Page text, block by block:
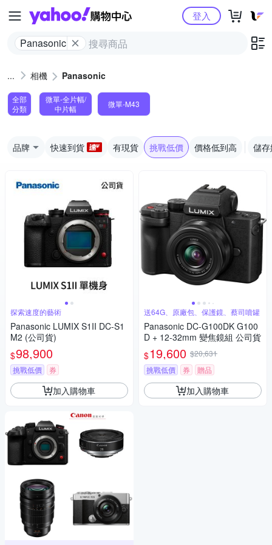
Yahoo購物中心
Panasonic
登入
相機 Panasonic
全部
分類
微單-全片幅/
中片幅
微單-M43
品牌 快速到貨 有現貨 挑戰低價 價格低到高 儲
探索速度的藝術
Panasonic LUMIX S1II DC-S1
M2 (公司貨)
$98,900
挑戰低價 券
加入購物車
送64G、原廠包、保護鏡、蔡司噴罐
Panasonic DC-G100DK G100
D + 12-32mm 變焦鏡組 公司貨
$19,600 $20,631
挑戰低價
券 贈品
加入購物車